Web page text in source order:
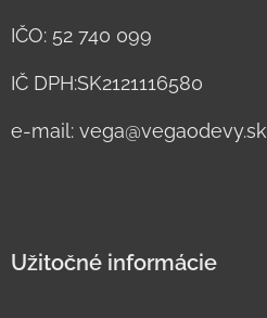
IČO: 52 740 099
IČ DPH:SK2121116580
e-mail: vega@vegaodevy.sk
Užitočné informácie